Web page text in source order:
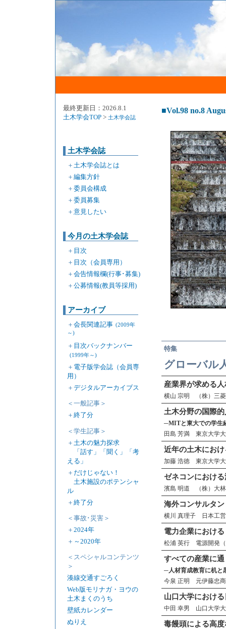
最終更新日：2026.8.1
土木学会TOP > 土木学会誌
土木学会誌
＋ 土木学会誌とは
＋ 編集方針
＋ 委員会構成
＋ 委員募集
＋ 意見したい
今月の土木学会誌
＋ 目次
＋ 目次（会員専用）
＋ 会告情報欄(行事･募集)
＋ 公募情報(教員等採用)
アーカイブ
＋ 会長関連記事 (2009年
～)
＋ 目次バックナンバー
(1999年～)
＋ 電子版学会誌（会員専
用）
＋ デジタルアーカイブス
＜一般記事＞
＋ 終了分
＜学生記事＞
＋ 土木の魅力探求
「話す」「聞く」「考
える」
＋ だけじゃない！
土木施設のポテンシャ
ル
＋ 終了分
＜事故･災害＞
＋ 2024年
＋ ～2020年
＜スペシャルコンテンツ
＞
湊線交通すごろく
Web版モリナガ・ヨウの
土木まくのうち
壁紙カレンダー
ぬりえ
■Vol.98 no.8
特集
グローバル
産業界が求める
横山 宗明 （株）三菱
土木分野の国際
─MITと東大での学生
田島 芳満 東京大学大
近年の土木にお
加藤 浩徳 東京大学大
ゼネコンにおけ
濱島 明道 （株）大林
海外コンサルタ
横川 真理子 日本工営
電力企業におけ
松浦 英行 電源開発（
すべての産業に
─人材育成教育に机と
今泉 正明 元伊藤忠
山口大学におけ
中田 幸男 山口大学大
毒饅頭による高